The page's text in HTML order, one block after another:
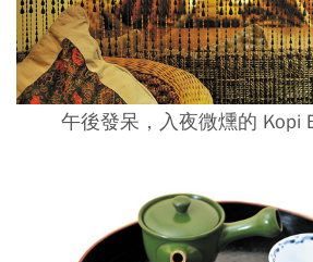
午後發呆，入夜微燻的 Kopi